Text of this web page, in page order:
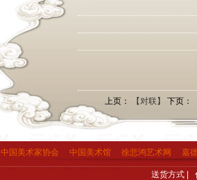
上页： 【对联】 下页：
中国美术家协会 中国美术馆 徐悲鸿艺术网 嘉
送货方式|